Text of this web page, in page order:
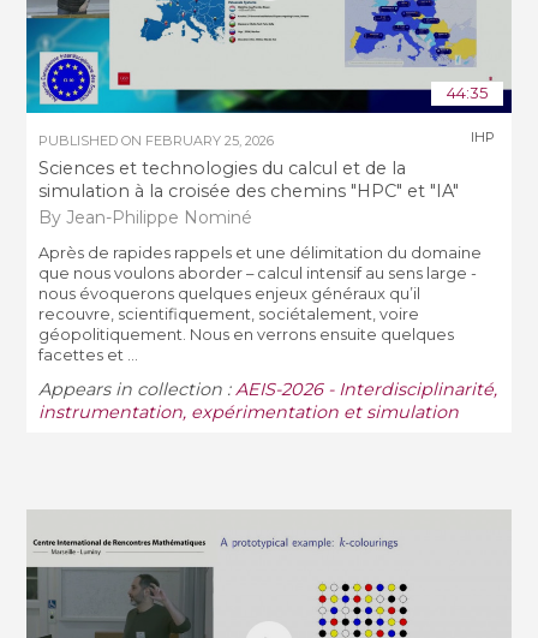
44:35
PUBLISHED ON FEBRUARY 25, 2026
Sciences et technologies du calcul et de la
simulation à la croisée des chemins "HPC" et "IA"
By Jean-Philippe Nominé
IHP
Après de rapides rappels et une délimitation du domaine
que nous voulons aborder – calcul intensif au sens large -
nous évoquerons quelques enjeux généraux qu’il
recouvre, scientifiquement, sociétalement, voire
géopolitiquement. Nous en verrons ensuite quelques
facettes et ...
Appears in collection :AEIS-2026 - Interdisciplinarité,
instrumentation, expérimentation et simulation